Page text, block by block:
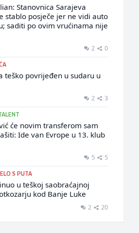
Stanovnica Sarajeva
stablo posječe jer ne vidi auto
saditi po ovim vrućinama nije
2 0
teško povrijeđen u sudaru u
2 3
će novim transferom sam
Ide van Evrope u 13. klub
5 5
S PUTA
u teškoj saobraćajnoj
kod Banje Luke
2 20